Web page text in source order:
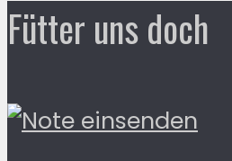
Fütter uns doch